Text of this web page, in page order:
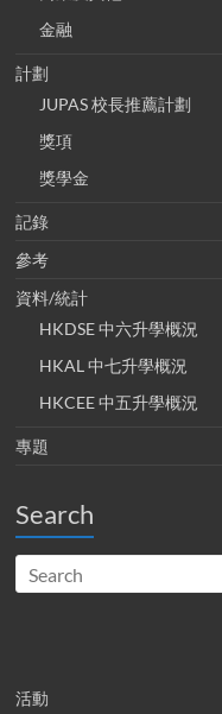
金融
計劃
JUPAS 校長推薦計劃
獎項
獎學金
記錄
參考
資料/統計
HKDSE 中六升學概況
HKAL 中七升學概況
HKCEE 中五升學概況
專題
Search
活動